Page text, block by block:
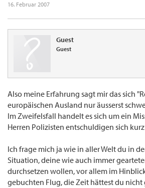
16. Februar 2007
Guest
Guest
Also meine Erfahrung sagt mir das sich
europäischen Ausland nur äusserst
Im Zweifelsfall handelt es sich um ein
Herren Polizisten entschuldigen sich
Ich frage mich ja wie in aller Welt du in
Situation, deine wie auch immer
durchsetzen wollen, vor allem im
gebuchten Flug, die Zeit hättest du nicht